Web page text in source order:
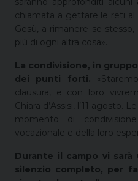
chiamata a gettare le reti al
Gesù, a rimanere se
più di ogni altra cosa».
La condivisione, in
dei punti forti.
clausura, e con loro
Chiara d’Assisi, l’11 agosto.
momento di
vocazionale e della loro
Durante il campo vi
silenzio completo, per